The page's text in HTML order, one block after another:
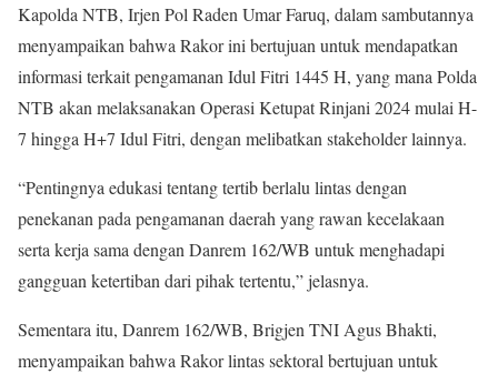
Kapolda NTB, Irjen Pol Raden Umar Faruq, dalam sambutannya
menyampaikan bahwa Rakor ini bertujuan untuk mendapatkan
informasi terkait pengamanan Idul Fitri 1445 H, yang mana Polda
NTB akan melaksanakan Operasi Ketupat Rinjani 2024 mulai H-
7 hingga H+7 Idul Fitri, dengan melibatkan stakeholder lainnya.
“Pentingnya edukasi tentang tertib berlalu lintas dengan
penekanan pada pengamanan daerah yang rawan kecelakaan
serta kerja sama dengan Danrem 162/WB untuk menghadapi
gangguan ketertiban dari pihak tertentu,” jelasnya.
Sementara itu, Danrem 162/WB, Brigjen TNI Agus Bhakti,
menyampaikan bahwa Rakor lintas sektoral bertujuan untuk